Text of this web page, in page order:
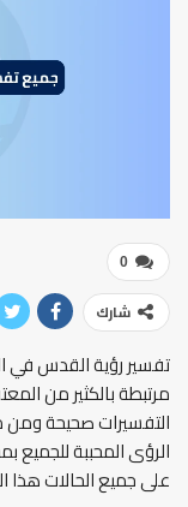
0
شارك
تفسير رؤية القدس في
مرتبطة بالكثير من
التفسيرات صحيحة
الرؤى المحببة للجميع
على جميع الحالات هذا